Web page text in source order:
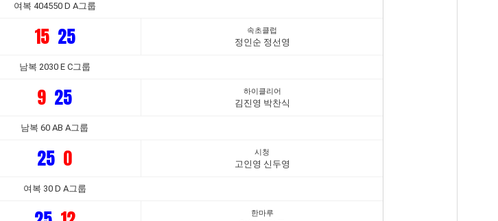
여복 404550 D A그룹
15 25 속초클럽
정인순 정선영
남복 2030 E C그룹
9 25 하이클리어
김진영 박찬식
남복 60 AB A그룹
25 0 시청
고인영 신두영
여복 30 D A그룹
한마루